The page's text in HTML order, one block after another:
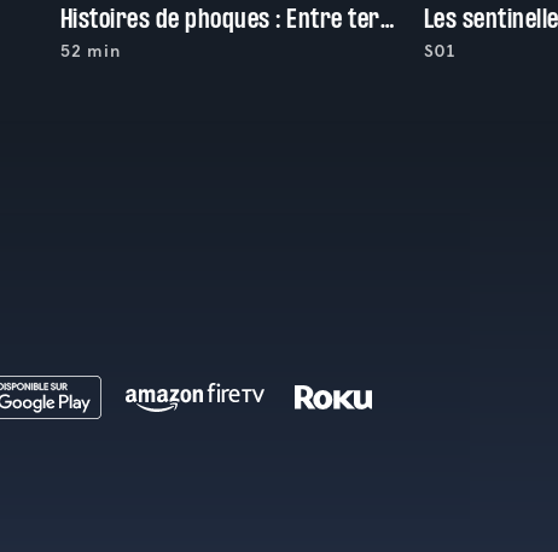
Histoires de phoques : Entre terre et mer
52 min S01